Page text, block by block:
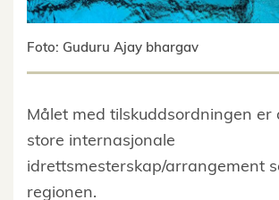
Foto: Guduru Ajay bhargav
Målet med tilskuddsordningen er
store internasjonale
idrettsmesterskap/arrangement
regionen.